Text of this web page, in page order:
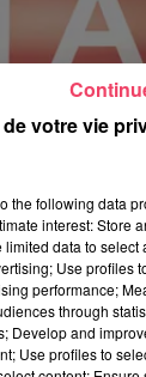
votre vie
the following data
interest: Store
data to select
Use profiles
performance;
through
Develop and
Use profiles to